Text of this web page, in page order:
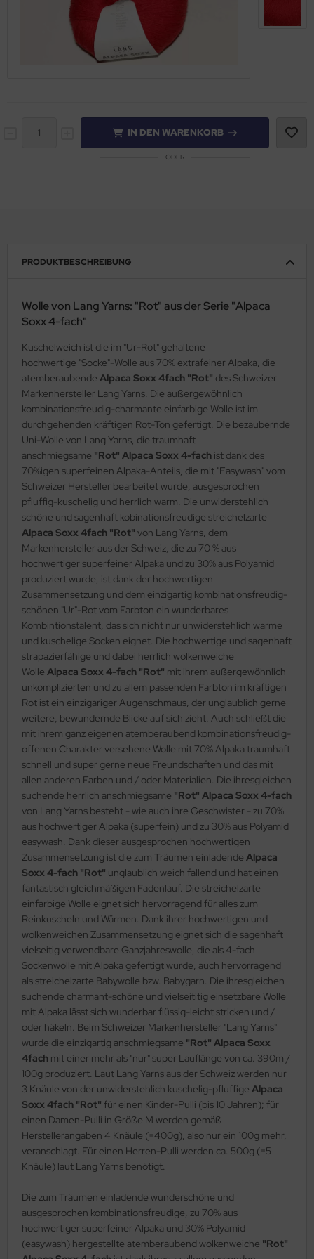
IN DEN WARENKORB
ODER
PRODUKTBESCHREIBUNG
Wolle von Lang Yarns: "Rot" aus der Serie "Alpaca
Soxx 4-fach"
Kuschelweich ist die im "Ur-Rot" gehaltene
hochwertige "Socke"-Wolle aus 70% extrafeiner Alpaka, die
atemberaubende Alpaca Soxx 4fach "Rot" des Schweizer
Markenhersteller Lang Yarns. Die außergewöhnlich
kombinationsfreudig-charmante einfarbige Wolle ist im
durchgehenden kräftigen Rot-Ton gefertigt. Die bezaubernde
Uni-Wolle von Lang Yarns, die traumhaft
anschmiegsame "Rot" Alpaca Soxx 4-fach ist dank des
70%igen superfeinen Alpaka-Anteils, die mit "Easywash" vom
Schweizer Hersteller bearbeitet wurde, ausgesprochen
pfluffig-kuschelig und herrlich warm. Die unwiderstehlich
schöne und sagenhaft kobinationsfreudige streichelzarte
Alpaca Soxx 4fach "Rot" von Lang Yarns, dem
Markenhersteller aus der Schweiz, die zu 70 % aus
hochwertiger superfeiner Alpaka und zu 30% aus Polyamid
produziert wurde, ist dank der hochwertigen
Zusammensetzung und dem einzigartig kombinationsfreudig-
schönen "Ur"-Rot vom Farbton ein wunderbares
Kombintionstalent, das sich nicht nur unwiderstehlich warme
und kuschelige Socken eignet. Die hochwertige und sagenhaft
strapazierfähige und dabei herrlich wolkenweiche
Wolle Alpaca Soxx 4-fach "Rot" mit ihrem außergewöhnlich
unkomplizierten und zu allem passenden Farbton im kräftigen
Rot ist ein einzigariger Augenschmaus, der unglaublich gerne
weitere, bewundernde Blicke auf sich zieht. Auch schließt die
mit ihrem ganz eigenen atemberaubend kombinationsfreudig-
offenen Charakter versehene Wolle mit 70% Alpaka traumhaft
schnell und super gerne neue Freundschaften und das mit
allen anderen Farben und / oder Materialien. Die ihresgleichen
suchende herrlich anschmiegsame "Rot" Alpaca Soxx 4-fach
von Lang Yarns besteht - wie auch ihre Geschwister - zu 70%
aus hochwertiger Alpaka (superfein) und zu 30% aus Polyamid
easywash. Dank dieser ausgesprochen hochwertigen
Zusammensetzung ist die zum Träumen einladende Alpaca
Soxx 4-fach "Rot" unglaublich weich fallend und hat einen
fantastisch gleichmäßigen Fadenlauf. Die streichelzarte
einfarbige Wolle eignet sich hervorragend für alles zum
Reinkuscheln und Wärmen. Dank ihrer hochwertigen und
wolkenweichen Zusammensetzung eignet sich die sagenhaft
vielseitig verwendbare Ganzjahreswolle, die als 4-fach
Sockenwolle mit Alpaka gefertigt wurde, auch hervorragend
als streichelzarte Babywolle bzw. Babygarn. Die ihresgleichen
suchende charmant-schöne und vielseititig einsetzbare Wolle
mit Alpaka lässt sich wunderbar flüssig-leicht stricken und /
oder häkeln. Beim Schweizer Markenhersteller "Lang Yarns"
wurde die einzigartig anschmiegsame "Rot" Alpaca Soxx
4fach mit einer mehr als "nur" super Lauflänge von ca. 390m /
100g produziert. Laut Lang Yarns aus der Schweiz werden nur
3 Knäule von der unwiderstehlich kuschelig-pfluffige Alpaca
Soxx 4fach "Rot" für einen Kinder-Pulli (bis 10 Jahren); für
einen Damen-Pulli in Größe M werden gemäß
Herstellerangaben 4 Knäule (=400g), also nur ein 100g mehr,
veranschlagt. Für einen Herren-Pulli werden ca. 500g (=5
Knäule) laut Lang Yarns benötigt.
Die zum Träumen einladende wunderschöne und
ausgesprochen kombinationsfreudige, zu 70% aus
hochwertiger superfeiner Alpaka und 30% Polyamid
(easywash) hergestellte atemberaubend wolkenweiche "Rot"